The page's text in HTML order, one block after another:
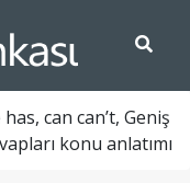
can can’t, Geniş
konu anlatımı